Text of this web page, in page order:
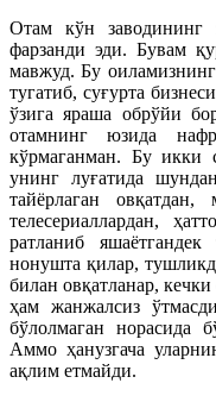
Отам кўн заводининг
фарзанди эди. Бувам
мавжуд. Бу
тугатиб, суғурта
ўзига яраша обрўйи
отам­нинг юзида
кўрмаганман. Бу икки
унинг луғатида
тайёрлаган овқатдан,
телесериаллардан,
ратланиб
нонушта қилар,
билан овқатланар,
ҳам жанжалсиз
бўлолмаган норасида
Аммо ҳанузгача
ақлим етмайди.